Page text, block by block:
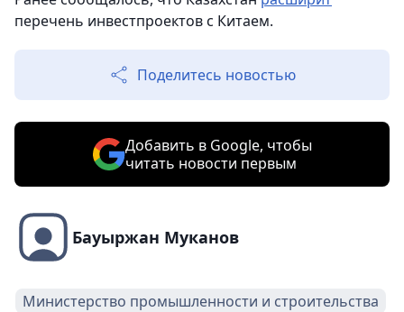
перечень инвестпроектов с Китаем.
Поделитесь новостью
Добавить в Google, чтобы
читать новости первым
Бауыржан Муканов
Министерство промышленности и строительства